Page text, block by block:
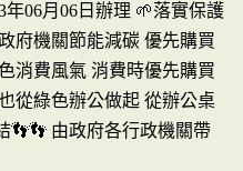
06月06日辦理 🌱落實保護
府機關節能減碳 優先購買
消費風氣 消費時優先購買
從綠色辦公做起 從辦公桌
👣👣 由政府各行政機關帶